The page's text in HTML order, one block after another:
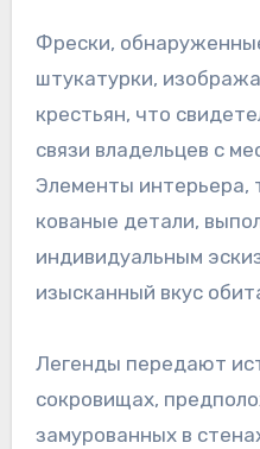
Фрески,
штукатурки,
крестьян, что
связи владельцев с
Элементы интерьера,
кованые детали,
индивидуальным
изысканный вкус
Легенды передают
сокровищах,
замурованных в